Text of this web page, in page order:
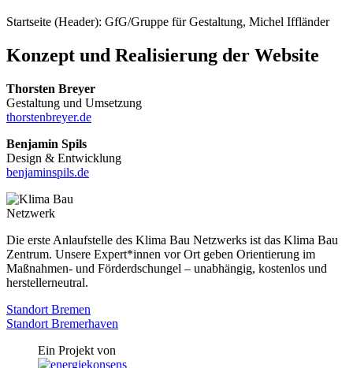
Startseite (Header): GfG/Gruppe für Gestaltung, Michel Iffländer
Konzept und Realisierung der Website
Thorsten Breyer
Gestaltung und Umsetzung
thorstenbreyer.de
Benjamin Spils
Design & Entwicklung
benjaminspils.de
Die erste Anlaufstelle des Klima Bau Netzwerks ist das Klima Bau
Zentrum. Unsere Expert*innen vor Ort geben Orientierung im
Maßnahmen- und Förderdschungel – unabhängig, kostenlos und
herstellerneutral.
Standort Bremen
Standort Bremerhaven
Ein Projekt von